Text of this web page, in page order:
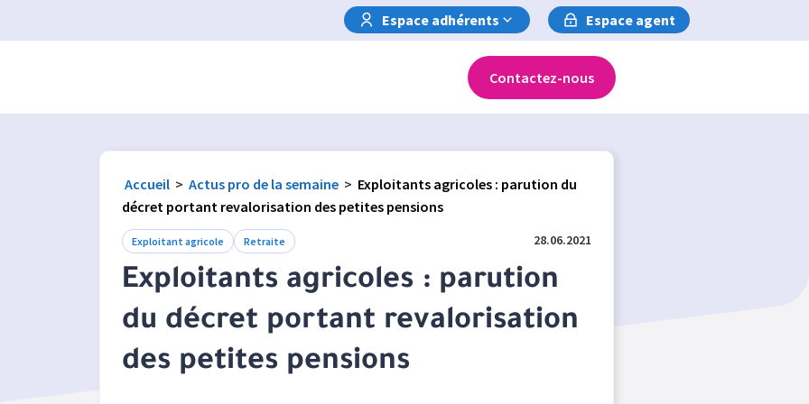
Espace adhérents
Espace agent
Contactez-nous
Accueil > Actus pro de la semaine > Exploitants agricoles : parution du
décret portant revalorisation des petites pensions
Exploitant agricole Retraite 28.06.2021
Exploitants agricoles : parution
du décret portant revalorisation
des petites pensions